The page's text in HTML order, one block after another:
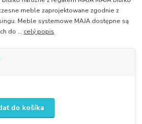
meble zaprojektowane zgodnie z
Meble systemowe MAJA dostępne są
do ... celý popis
do košíka